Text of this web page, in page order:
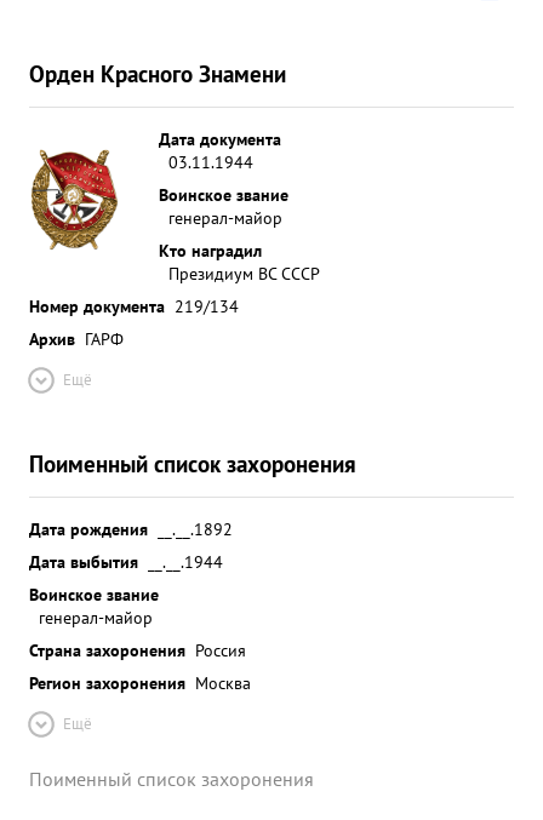
Орден Красного Знамени
Дата документа
03.11.1944
Воинское звание
генерал-майор
Кто наградил
Президиум ВС СССР
Номер документа 219/134
Архив ГАРФ
Ещё
Поименный список захоронения
Дата рождения
__.__.1892
Дата выбытия
__.__.1944
Воинское звание
генерал-майор
Страна захоронения Россия
Регион захоронения Москва
Ещё
Поименный список захоронения